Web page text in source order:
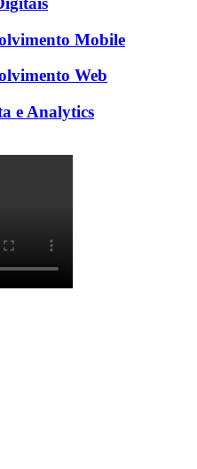
Mobile
Web
e Analytics